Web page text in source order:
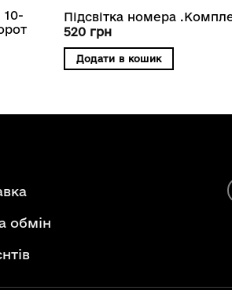
10-
Підсвітка номера
520 грн
Додати в кошик
обмін